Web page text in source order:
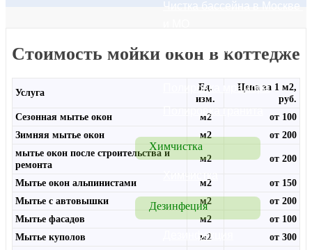
Чистка бассейна в Москве
осветительных приборов
Полировка мрамора
Полировка гранита
Химчистка
Дезинфеция
Дезинфекция
Стоимость мойки окон в коттедже
Услуга
Ед.
изм.
Цена за 1 м2,
руб.
Сезонная мытье окон
м2
от 100
Зимняя мытье окон
м2
от 200
мытье окон после строительства и
ремонта
м2 от 200
Мытье окон альпинистами м2
от 150
Мытье с автовышки
м2
от 200
Мытье фасадов
м2
от 100
Мытье куполов
м2
от 300